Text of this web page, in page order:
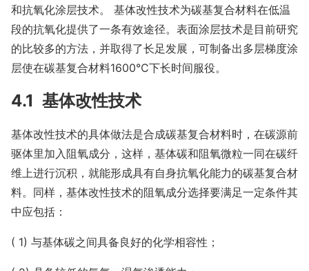
和抗氧化涂层技术。 基体改性技术为碳基复合材料在低温
段的抗氧化提供了一条有效途径。表面涂层技术是目前研究
的比较多的方法，并取得了长足发展，可制备出多层梯度涂
层使在碳基复合材料1600℃下长时间服役。
4.1 基体改性技术
基体改性技术的具体做法是合成碳基复合材料时，在碳源前
驱体里加入阻氧成分，这样，基体碳和阻氧微粒一同在碳纤
维上进行沉积，就能形成具有自身抗氧化能力的碳基复合材
料。同样，基体改性技术的阻氧成分选择要满足一定条件其
中应包括：
( 1) 与基体碳之间具备良好的化学相容性；